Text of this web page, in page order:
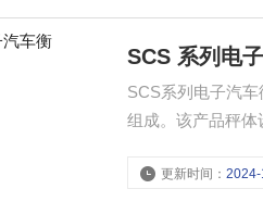
SCS 系列电
SCS系列电子汽
组成。该产品秤
更新时间：